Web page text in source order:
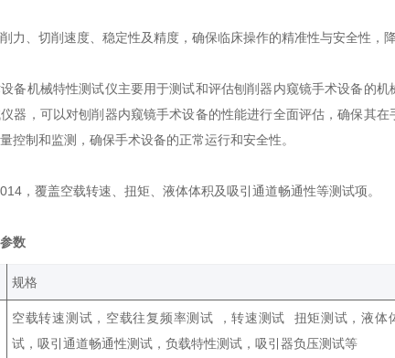
力、切削速度、稳定性及精度，确保临床操作的精准性与安全性，
备机械特性测试仪主要用于测试和评估刨削器内窥镜手术设备的
器，可以对刨削器内窥镜手术设备的性能进行全面评估，确保其
控制和监测，确保手术设备的正常运行和安全性。
，覆盖空载转速、扭矩、液体体积及吸引通道畅通性等测试项。
数
‌规格‌
空载转速测试，空载往复频率测试 ，转速测试 扭矩测试，液体
试，吸引通道畅通性测试，负载特性测试，吸引器负压测试等